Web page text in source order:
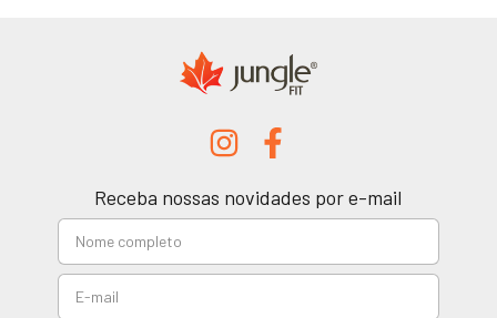
Receba nossas novidades por e-mail